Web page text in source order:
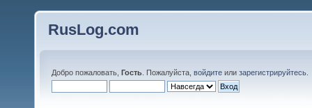
RusLog.com
Добро пожаловать, Гость . Пожалуйста, войдите или зарегистрируйтесь